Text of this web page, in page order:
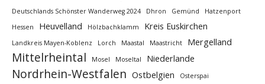
Deutschlands Schönster Wanderweg 2024
Dhron Gemünd
Hatzenport
Hessen
Heuvelland Hölzbachklamm Kreis Euskirchen
Landkreis Mayen-Koblenz Lorch Maastal Maastricht Mergelland
Mittelrheintal Mosel Moseltal Niederlande
Nordrhein-Westfalen Ostbelgien Osterspai